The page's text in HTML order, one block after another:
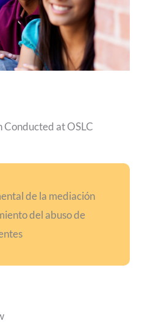
Conducted at OSLC
de la mediación
del abuso de